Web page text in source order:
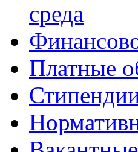
среда
Платные